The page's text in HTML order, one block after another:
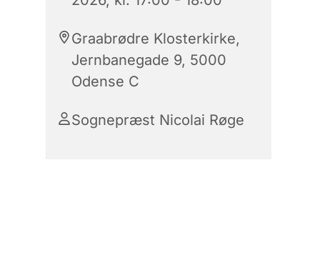
Graabrødre Klosterkirke,
Jernbanegade 9, 5000
Odense C
Sognepræst Nicolai Røge